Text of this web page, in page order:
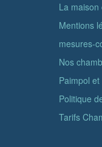
La maison
Mentions
mesures-
Nos
Paimpol
Politique
Tarifs